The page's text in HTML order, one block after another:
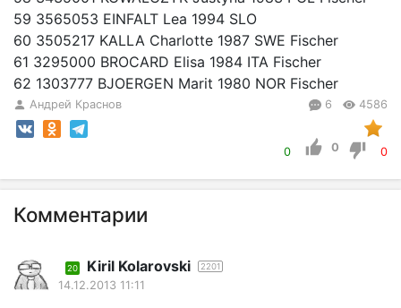
59 3565053 EINFALT Lea 1994 SLO
60 3505217 KALLA Charlotte 1987 SWE Fischer
61 3295000 BROCARD Elisa 1984 ITA Fischer
62 1303777 BJOERGEN Marit 1980 NOR Fischer
Андрей Краснов 6 4586
0 0 0
Комментарии
20 Kiril Kolarovski 2201
14.12.2013 11:11